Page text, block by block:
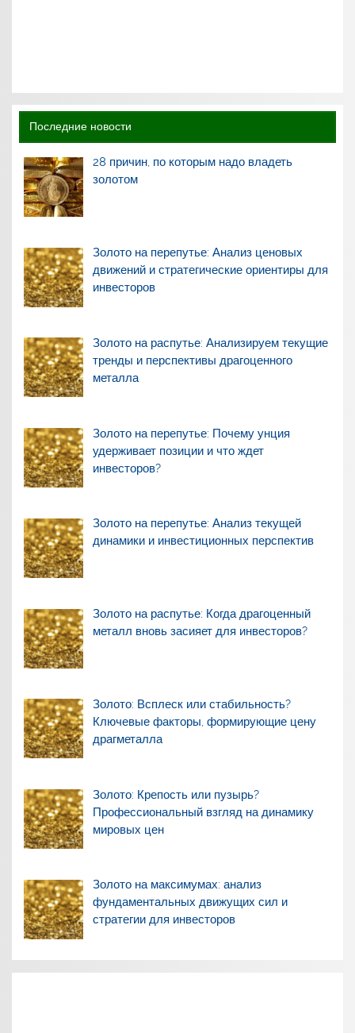
Последние новости
28 причин, по которым надо владеть
золотом
Золото на перепутье: Анализ ценовых
движений и стратегические ориентиры для
инвесторов
Золото на распутье: Анализируем текущие
тренды и перспективы драгоценного
металла
Золото на перепутье: Почему унция
удерживает позиции и что ждет
инвесторов?
Золото на перепутье: Анализ текущей
динамики и инвестиционных перспектив
Золото на распутье: Когда драгоценный
металл вновь засияет для инвесторов?
Золото: Всплеск или стабильность?
Ключевые факторы, формирующие цену
драгметалла
Золото: Крепость или пузырь?
Профессиональный взгляд на динамику
мировых цен
Золото на максимумах: анализ
фундаментальных движущих сил и
стратегии для инвесторов